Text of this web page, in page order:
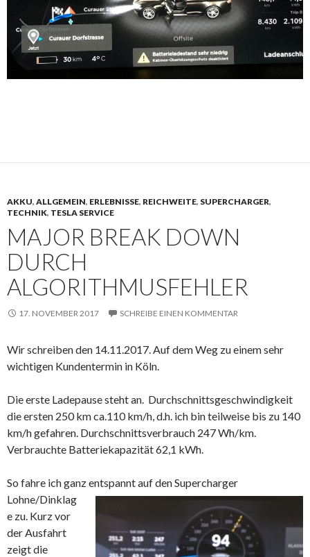
AKKU, ALLGEMEIN, ERLEBNISSE, REICHWEITE, SUPERCHARGER,
TECHNIK, TESLA SERVICE
MAJOR BREAK DOWN
DURCH
ALGORITHMUSFEHLER
17. NOVEMBER 2017 SCHREIBE EINEN KOMMENTAR
Wir schreiben den 14.11.2017. Auf dem Weg zu einem sehr
wichtigen Kundentermin in Köln.
Die erste Ladepause steht an. Durchschnittsgeschwindigkeit
die ersten 250 km ca.110 km/h, d.h. ich bin teilweise bis zu 140
km/h gefahren. Durchschnittsverbrauch 247 Wh/km.
Verbrauchte Batteriekapazität 62,1 kWh.
So fahre ich ganz entspannt auf den Supercharger
Lohne/Dinklag
e zu. Kurz vor
der Ausfahrt
zeigt die